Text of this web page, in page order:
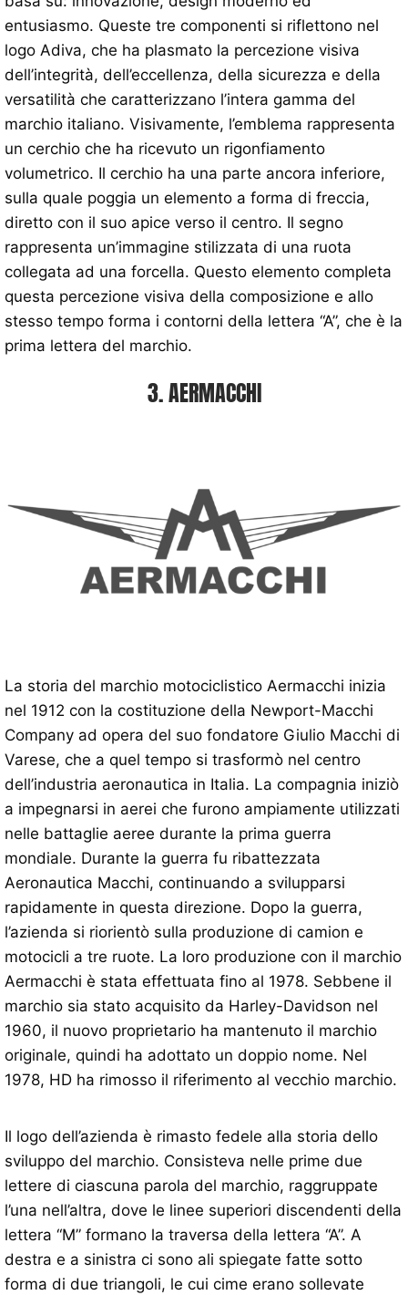
entusiasmo. Queste tre componenti si riflettono nel
logo Adiva, che ha plasmato la percezione visiva
dell’integrità, dell’eccellenza, della sicurezza e della
versatilità che caratterizzano l’intera gamma del
marchio italiano. Visivamente, l’emblema rappresenta
un cerchio che ha ricevuto un rigonfiamento
volumetrico. Il cerchio ha una parte ancora inferiore,
sulla quale poggia un elemento a forma di freccia,
diretto con il suo apice verso il centro. Il segno
rappresenta un’immagine stilizzata di una ruota
collegata ad una forcella. Questo elemento completa
questa percezione visiva della composizione e allo
stesso tempo forma i contorni della lettera “A”, che è la
prima lettera del marchio.
3. AERMACCHI
La storia del marchio motociclistico Aermacchi inizia
nel 1912 con la costituzione della Newport-Macchi
Company ad opera del suo fondatore Giulio Macchi di
Varese, che a quel tempo si trasformò nel centro
dell’industria aeronautica in Italia. La compagnia iniziò
a impegnarsi in aerei che furono ampiamente utilizzati
nelle battaglie aeree durante la prima guerra
mondiale. Durante la guerra fu ribattezzata
Aeronautica Macchi, continuando a svilupparsi
rapidamente in questa direzione. Dopo la guerra,
l’azienda si riorientò sulla produzione di camion e
motocicli a tre ruote. La loro produzione con il marchio
Aermacchi è stata effettuata fino al 1978. Sebbene il
marchio sia stato acquisito da Harley-Davidson nel
1960, il nuovo proprietario ha mantenuto il marchio
originale, quindi ha adottato un doppio nome. Nel
1978, HD ha rimosso il riferimento al vecchio marchio.
Il logo dell’azienda è rimasto fedele alla storia dello
sviluppo del marchio. Consisteva nelle prime due
lettere di ciascuna parola del marchio, raggruppate
l’una nell’altra, dove le linee superiori discendenti della
lettera “M” formano la traversa della lettera “A”. A
destra e a sinistra ci sono ali spiegate fatte sotto
forma di due triangoli, le cui cime erano sollevate